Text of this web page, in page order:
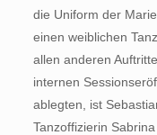
die Uniform der
einen weiblichen
allen anderen
internen
ablegten, ist
Tanzoffizierin